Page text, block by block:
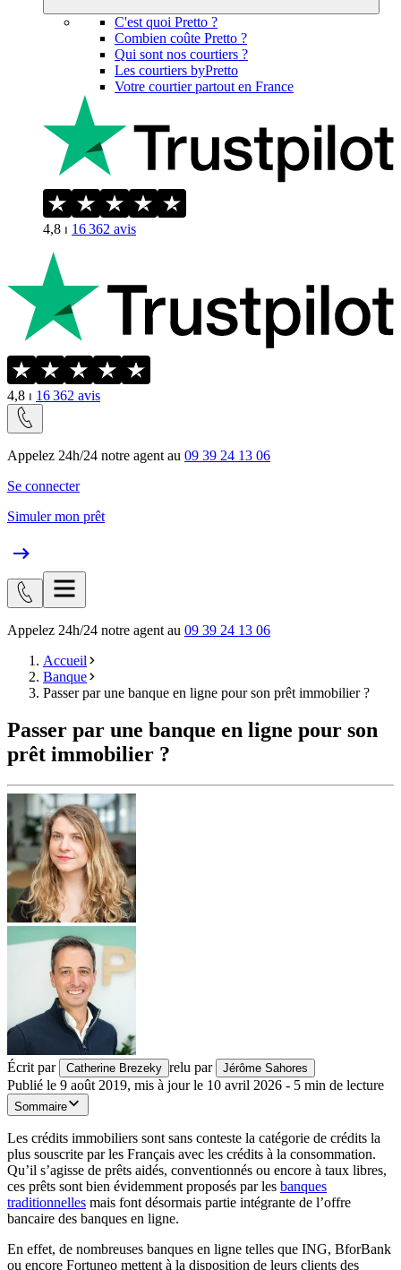
C'est quoi Pretto ?
Combien coûte Pretto ?
Qui sont nos courtiers ?
Les courtiers byPretto
Votre courtier partout en France
4,8 ⏐ 16 362 avis
4,8 ⏐ 16 362 avis
Appelez 24h/24 notre agent au 09 39 24 13 06
Se connecter
Simuler mon prêt
Appelez 24h/24 notre agent au 09 39 24 13 06
Accueil
Banque
Passer par une banque en ligne pour son prêt immobilier ?
Passer par une banque en ligne pour son
prêt immobilier ?
Écrit par Catherine Brezeky relu par Jérôme Sahores
Publié le 9 août 2019, mis à jour le 10 avril 2026 - 5 min de lecture
Sommaire
Les crédits immobiliers sont sans conteste la catégorie de crédits la
plus souscrite par les Français avec les crédits à la consommation.
Qu’il s’agisse de prêts aidés, conventionnés ou encore à taux libres,
ces prêts sont bien évidemment proposés par les banques
traditionnelles mais font désormais partie intégrante de l’offre
bancaire des banques en ligne.
En effet, de nombreuses banques en ligne telles que ING, BforBank
ou encore Fortuneo mettent à la disposition de leurs clients des